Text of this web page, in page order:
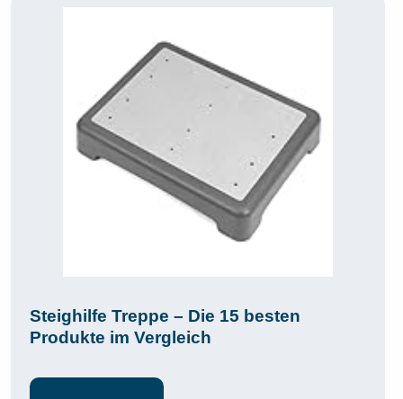
Steighilfe Treppe – Die 15 besten
Produkte im Vergleich